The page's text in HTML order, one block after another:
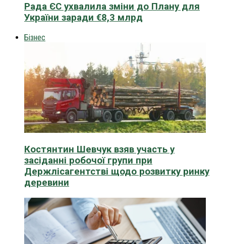
Рада ЄС ухвалила зміни до Плану для
України заради €8,3 млрд
Бізнес
Костянтин Шевчук взяв участь у
засіданні робочої групи при
Держлісагентстві щодо розвитку ринку
деревини